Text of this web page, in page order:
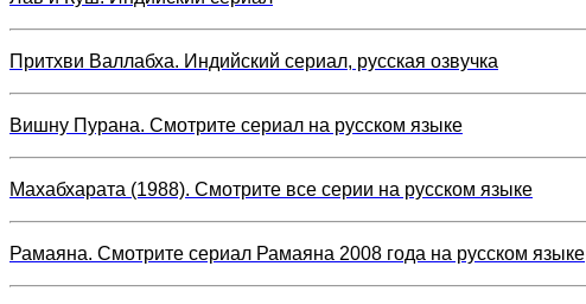
Притхви Валлабха. Индийский сериал, русская озвучка
Вишну Пурана. Смотрите сериал на русском языке
Махабхарата (1988). Смотрите все серии на русском языке
Рамаяна. Смотрите сериал Рамаяна 2008 года на русском языке